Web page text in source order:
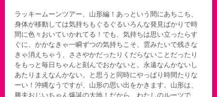
ラッキームーンツアー、山形編！あっという間にあちこち、
身体が移動しては気持ちもぐるぐるいろんな発見ばかりで時
間に色々おいていかれてる！でも、気持ちは思い立ったらす
ぐに、かかなきゃ一瞬ずつの気持ちこそ、雲みたいで残さな
きゃ消えちゃう、ささやかだったりくだらないことだったり
をもっと毎日ちゃんと刻んでおかないと。永遠なんかないし
あたりまえなんかない。と思うと同時にやっぱり時間たりな
ーい！沖縄なうですが、山形の思い出をかきます。山形は、